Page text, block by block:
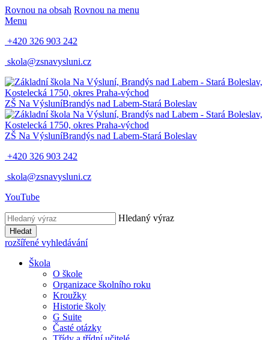
Rovnou na obsah Rovnou na menu
Menu
+420 326 903 242
skola@zsnavysluni.cz
ZŠ Na VýsluníBrandýs nad Labem-Stará Boleslav
ZŠ Na VýsluníBrandýs nad Labem-Stará Boleslav
+420 326 903 242
skola@zsnavysluni.cz
YouTube
Hledaný výraz
Hledat
rozšířené vyhledávání
Škola
O škole
Organizace školního roku
Kroužky
Historie školy
G Suite
Časté otázky